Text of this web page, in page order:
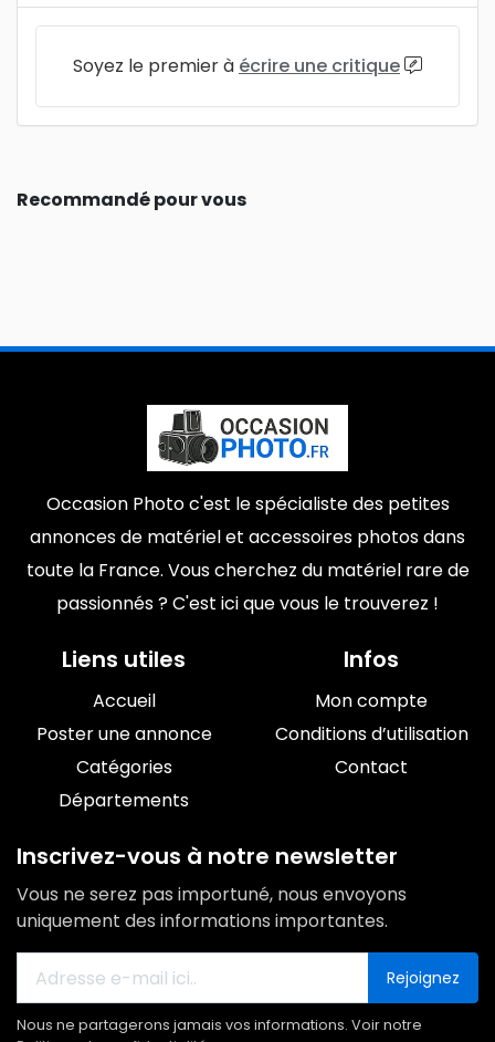
Soyez le premier à écrire une critique
Recommandé pour vous
Occasion Photo c'est le spécialiste des petites
annonces de matériel et accessoires photos dans
toute la France. Vous cherchez du matériel rare de
passionnés ? C'est ici que vous le trouverez !
Liens utiles
Accueil
Poster une annonce
Catégories
Départements
Infos
Mon compte
Conditions d’utilisation
Contact
Inscrivez-vous à notre newsletter
Vous ne serez pas importuné, nous envoyons
uniquement des informations importantes.
Rejoignez
Nous ne partagerons jamais vos informations. Voir notre